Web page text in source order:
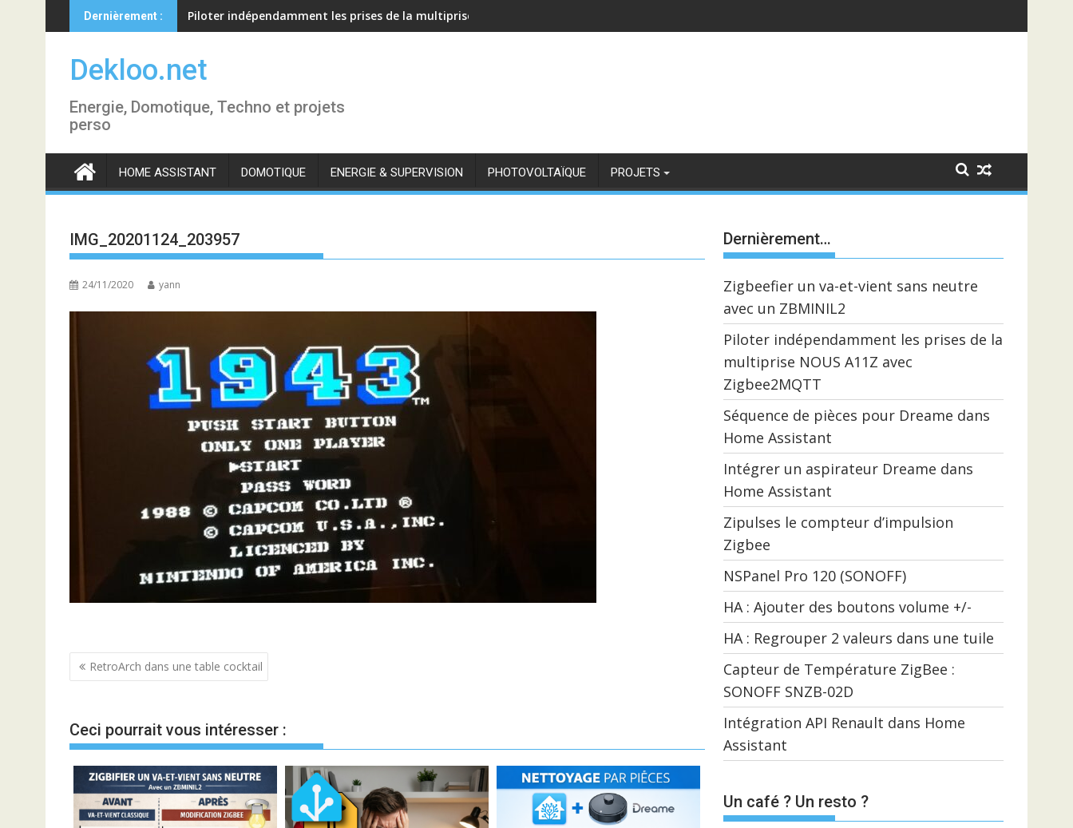
to
content
Dernièrement : Piloter indépendamment les prises de la multiprise NOUS A11Z avec Zigbee2MQTT
Dekloo.net
Energie, Domotique, Techno et projets
perso
HOME ASSISTANT DOMOTIQUE ENERGIE & SUPERVISION PHOTOVOLTAÏQUE PROJETS
IMG_20201124_203957
24/11/2020 yann
Navigation
l’article
RetroArch dans une table cocktail
Ceci pourrait vous intéresser :
Dernièrement…
Zigbeefier un va-et-vient sans neutre
avec un ZBMINIL2
Piloter indépendamment les prises de la
multiprise NOUS A11Z avec
Zigbee2MQTT
Séquence de pièces pour Dreame dans
Home Assistant
Intégrer un aspirateur Dreame dans
Home Assistant
Zipulses le compteur d’impulsion
Zigbee
NSPanel Pro 120 (SONOFF)
HA : Ajouter des boutons volume +/-
HA : Regrouper 2 valeurs dans une tuile
Capteur de Température ZigBee :
SONOFF SNZB-02D
Intégration API Renault dans Home
Assistant
Un café ? Un resto ?